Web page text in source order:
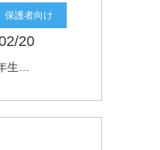
保護者向け
20
生…